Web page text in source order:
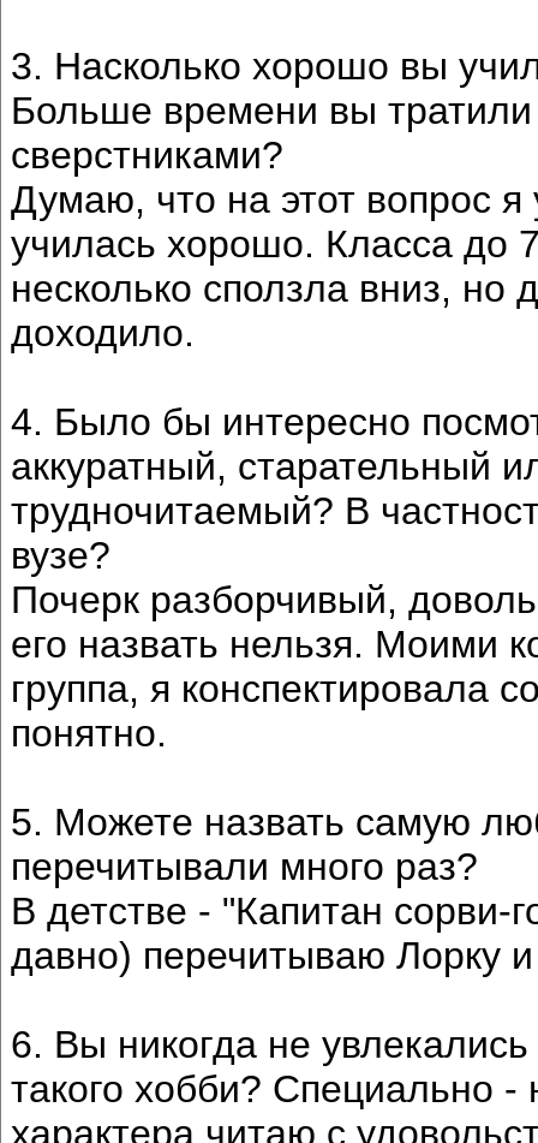
3. Насколько хорошо вы
Больше времени вы
сверстниками?
Думаю, что на этот вопрос
училась хорошо. Класса до
несколько сползла вниз, но
доходило.
4. Было бы интересно
аккуратный, старательный
трудночитаемый? В
вузе?
Почерк разборчивый,
его назвать нельзя. Моими
группа, я конспектировала
понятно.
5. Можете назвать самую
перечитывали много раз?
В детстве - "Капитан сорви-
давно) перечитываю Лорку
6. Вы никогда не
такого хобби? Специально -
характера читаю с